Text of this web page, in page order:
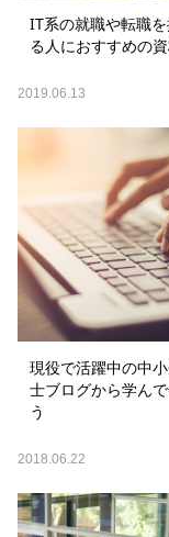
IT系の就職や転職
る人におすすめの
2019.06.13
現役で活躍中の中
士ブログから学ん
う
2018.06.22